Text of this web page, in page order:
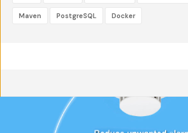
Maven PostgreSQL Docker